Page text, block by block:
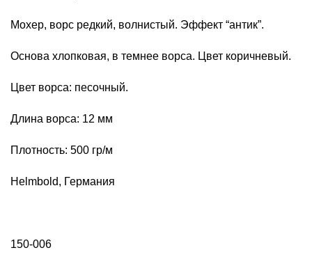
ворс
мм,
песочный,
арт.
1543
Мохер, ворс редкий, волнистый. Эффект “антик”.
Основа хлопковая, в темнее ворса. Цвет коричневый.
Цвет ворса: песочный.
Длина ворса: 12 мм
Плотность: 500 гр/м
Helmbold, Германия
150-006